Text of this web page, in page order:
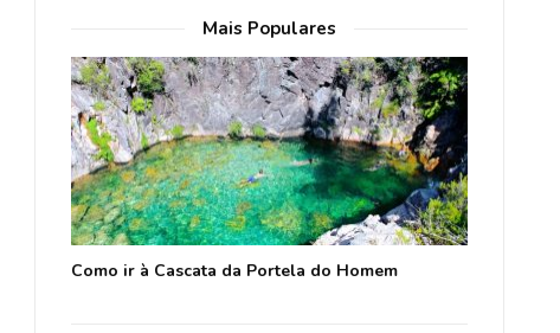
Mais Populares
Como ir à Cascata da Portela do Homem